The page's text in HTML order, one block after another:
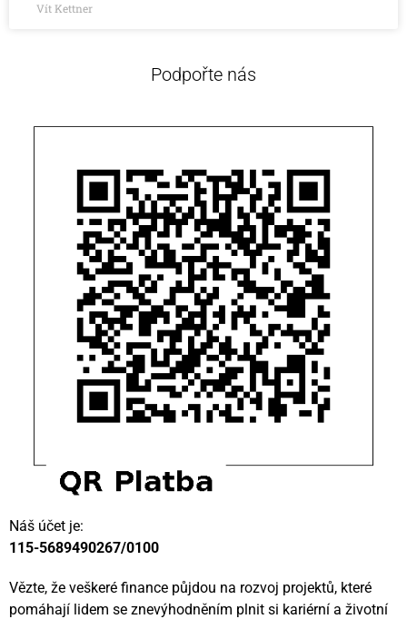
Vít Kettner
Podpořte nás
Náš účet je:
115-5689490267/0100
Vězte, že veškeré finance půjdou na rozvoj projektů, které
pomáhají lidem se znevýhodněním plnit si kariérní a životní